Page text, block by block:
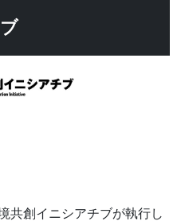
共創イニシアチブが執行し